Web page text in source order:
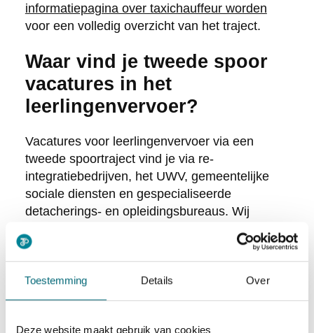
Toestemming Details Over
Deze website maakt gebruik van cookies
informatiepagina over taxichauffeur worden
voor een volledig overzicht van het traject.
Waar vind je tweede spoor
vacatures in het
leerlingenvervoer?
Vacatures voor leerlingenvervoer via een
tweede spoortraject vind je via re-
integratiebedrijven, het UWV, gemeentelijke
sociale diensten en gespecialiseerde
detacherings- en opleidingsbureaus. Wij
taxipersoneel en werkgevers in de
transportsector, waaronder bedrijven die actief
zijn in het leerlingenvervoer.
bij een organisatie die het volledige traject van